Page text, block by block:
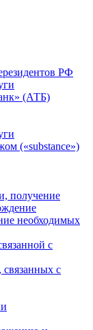
РФ
(АТБ)
(«substance»)
получение
необходимых
с
с